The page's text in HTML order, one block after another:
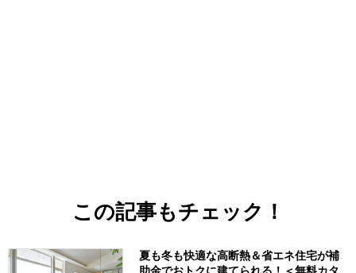
この記事もチェック！
夏も冬も快適な高断熱＆省エネ住宅が補